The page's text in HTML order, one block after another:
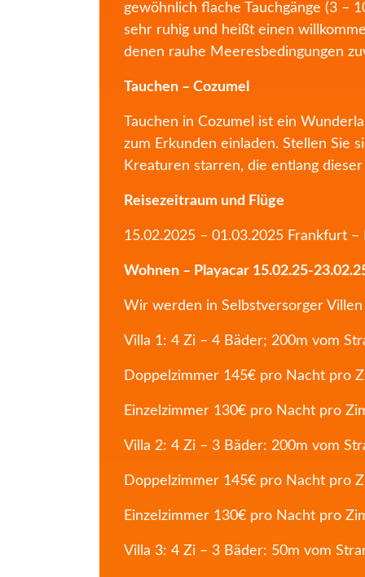
gewöhnlich flache Tauchgänge (3 –
sehr ruhig und heißt einen
denen rauhe Meeresbedingungen
Tauchen – Cozumel
Tauchen in Cozumel ist ein
zum Erkunden einladen. Stellen Sie
Kreaturen starren, die entlang
Reisezeitraum und Flüge
15.02.2025 – 01.03.2025 Frankfurt –
Wohnen – Playacar 15.02.25-
Wir werden in Selbstversorger
Villa 1: 4 Zi – 4 Bäder; 200m vom
Doppelzimmer 145€ pro Nacht pro
Einzelzimmer 130€ pro Nacht pro
Villa 2: 4 Zi – 3 Bäder: 200m vom
Doppelzimmer 145€ pro Nacht pro
Einzelzimmer 130€ pro Nacht pro
Villa 3: 4 Zi – 3 Bäder: 50m vom